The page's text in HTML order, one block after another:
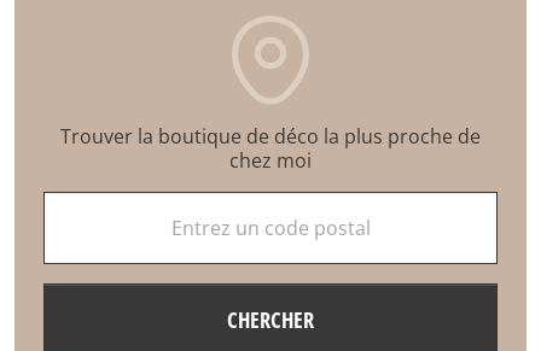
Trouver la boutique de déco la plus proche de
chez moi
CHERCHER